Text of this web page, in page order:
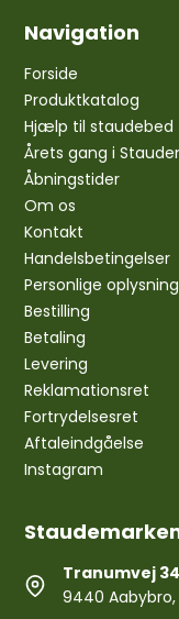
Navigation
Forside
Produktkatalog
Hjælp til staudebed
Årets gang i
Åbningstider
Om os
Kontakt
Handelsbetingelser
Personlige
Bestilling
Betaling
Levering
Reklamationsret
Fortrydelsesret
Aftaleindgåelse
Instagram
Tranumvej
9440